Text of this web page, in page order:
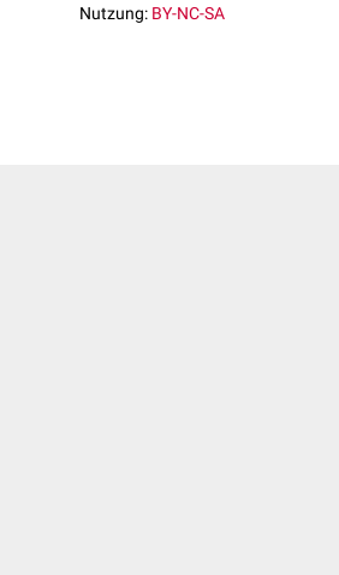
Nutzung: BY-NC-SA